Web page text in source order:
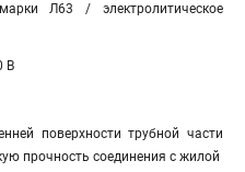
Л63 / электролитическое
В
поверхности трубной части
прочность соединения с жилой